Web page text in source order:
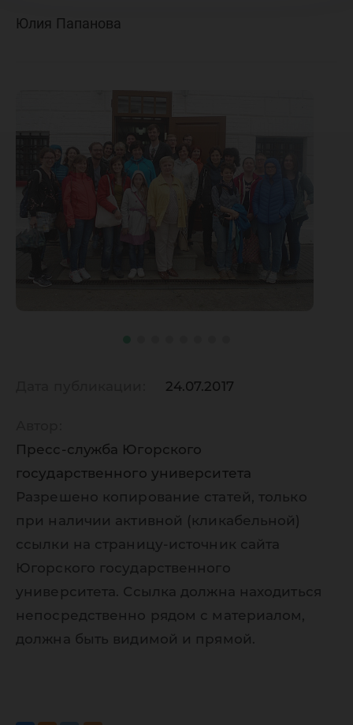
Юлия Папанова
24.07.2017
Пресс-служба Югорского
государственного университета
Разрешено копирование статей, только
при наличии активной (кликабельной)
ссылки на страницу-источник сайта
Югорского государственного
университета. Ссылка должна находиться
непосредственно рядом с материалом,
должна быть видимой и прямой.